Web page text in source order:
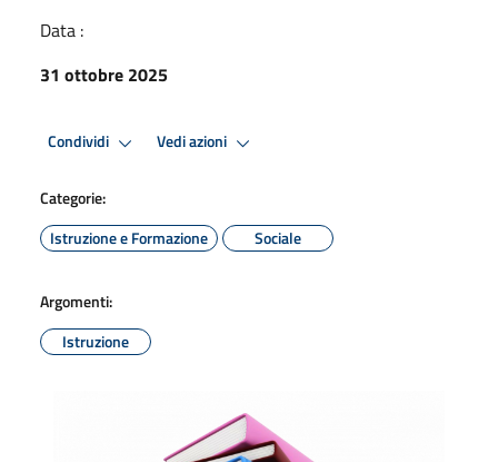
Data :
31 ottobre 2025
Condividi Vedi azioni
Categorie:
Istruzione e Formazione
Sociale
Argomenti:
Istruzione